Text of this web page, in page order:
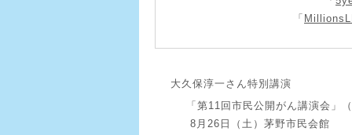
「
大久保淳一さん特別講演
「第11回市民公開がん講演会」
8月26日（土）茅野市民会館